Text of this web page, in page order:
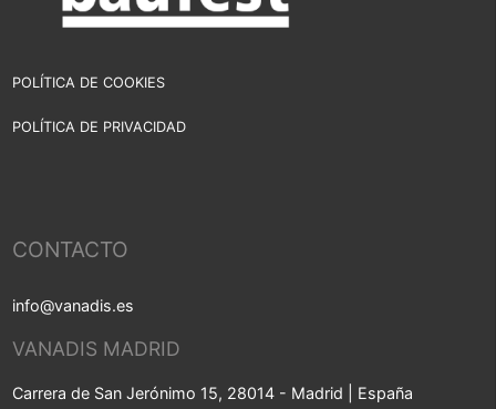
POLÍTICA DE COOKIES
POLÍTICA DE PRIVACIDAD
CONTACTO
info@vanadis.es
VANADIS MADRID
Carrera de San Jerónimo 15, 28014 - Madrid | España